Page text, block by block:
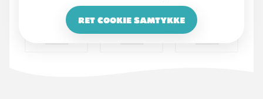
RET COOKIE SAMTYKKE